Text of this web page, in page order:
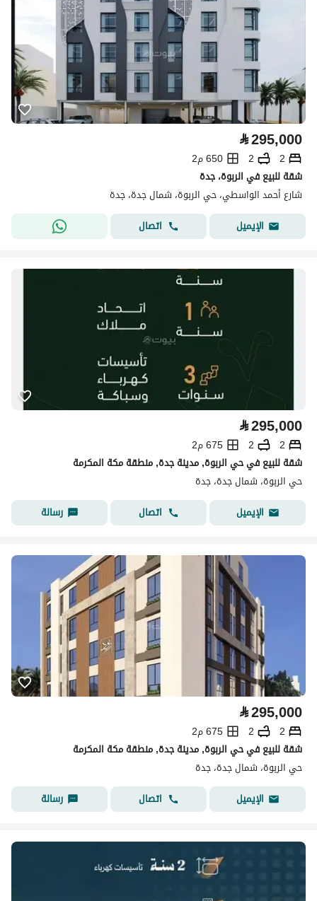
⃁295,000
2
2
650 م2
شقة للبيع في الربوة، جدة
شارع أحمد الواسطي، حي الربوة، شمال جدة، جدة
الإيميل
اتصال
⃁295,000
2
2
675 م2
شقة للبيع في حي الربوة, مدينة جدة, منطقة مكة المكرمة
حي الربوة، شمال جدة، جدة
الإيميل
اتصال رسالة
⃁295,000
2
2
675 م2
شقة للبيع في حي الربوة, مدينة جدة, منطقة مكة المكرمة
حي الربوة، شمال جدة، جدة
الإيميل
اتصال رسالة